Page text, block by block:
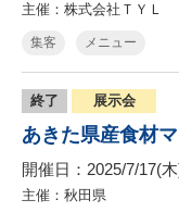
主催：株式会社ＴＹＬ
集客 メニュー
終了 展示会
あきた県産食材
開催日：2025/7/17(
主催：秋田県